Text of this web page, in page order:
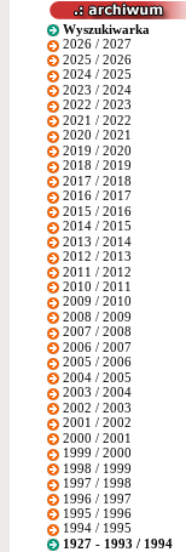
Wyszukiwarka
2026 / 2027
2025 / 2026
2024 / 2025
2023 / 2024
2022 / 2023
2021 / 2022
2020 / 2021
2019 / 2020
2018 / 2019
2017 / 2018
2016 / 2017
2015 / 2016
2014 / 2015
2013 / 2014
2012 / 2013
2011 / 2012
2010 / 2011
2009 / 2010
2008 / 2009
2007 / 2008
2006 / 2007
2005 / 2006
2004 / 2005
2003 / 2004
2002 / 2003
2001 / 2002
2000 / 2001
1999 / 2000
1998 / 1999
1997 / 1998
1996 / 1997
1995 / 1996
1994 / 1995
1927 - 1993 / 1994